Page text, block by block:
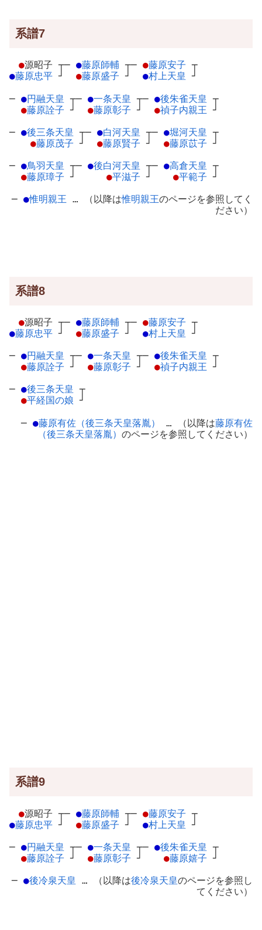
系譜7
●源昭子 ┬
●藤原忠平 ┘
─ ●藤原師輔 ┬
●藤原盛子 ┘
─ ●藤原安子 ┬
●村上天皇 ┘
─ ●円融天皇 ┬
●藤原詮子 ┘
─ ●一条天皇 ┬
●藤原彰子 ┘
─ ●後朱雀天皇 ┬
●禎子内親王 ┘
─ ●後三条天皇 ┬
●藤原茂子 ┘
─ ●白河天皇 ┬
●藤原賢子 ┘
─ ●堀河天皇 ┬
●藤原苡子 ┘
─ ●鳥羽天皇 ┬
●藤原璋子 ┘
─ ●後白河天皇 ┬
●平滋子 ┘
─ ●高倉天皇 ┬
●平範子 ┘
─ ●惟明親王 … （以降は惟明親王のページを参照してく
ださい）
系譜8
●源昭子 ┬
●藤原忠平 ┘
─ ●藤原師輔 ┬
●藤原盛子 ┘
─ ●藤原安子 ┬
●村上天皇 ┘
─ ●円融天皇 ┬
●藤原詮子 ┘
─ ●一条天皇 ┬
●藤原彰子 ┘
─ ●後朱雀天皇 ┬
●禎子内親王 ┘
─ ●後三条天皇 ┬
●平経国の娘 ┘
─ ●藤原有佐（後三条天皇落胤） … （以降は藤原有佐
（後三条天皇落胤） のページを参照してください）
系譜9
●源昭子 ┬
●藤原忠平 ┘
─ ●藤原師輔 ┬
●藤原盛子 ┘
─ ●藤原安子 ┬
●村上天皇 ┘
─ ●円融天皇 ┬
●藤原詮子 ┘
─ ●一条天皇 ┬
●藤原彰子 ┘
─ ●後朱雀天皇 ┬
●藤原嬉子 ┘
─ ●後冷泉天皇 … （以降は後冷泉天皇のページを参照し
てください）